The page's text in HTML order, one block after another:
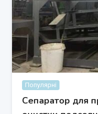
Популярні
Сепаратор для